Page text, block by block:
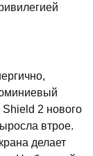
2 нового
втрое.
делает